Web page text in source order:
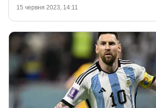
15 червня 2023, 14:11